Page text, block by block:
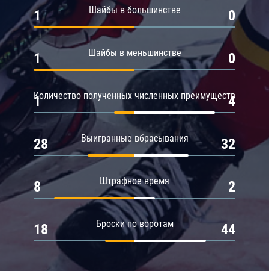
Шайбы в большинстве
1 0
Шайбы в меньшинстве
1 0
Количество полученных численных преимуществ
1 4
Выигранные вбрасывания
28 32
Штрафное время
8 2
Броски по воротам
18 44